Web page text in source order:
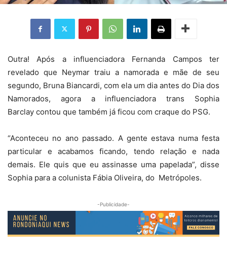
Outra! Após a influenciadora Fernanda Campos ter
revelado que Neymar traiu a namorada e mãe de seu
segundo, Bruna Biancardi, com ela um dia antes do Dia dos
Namorados, agora a influenciadora trans Sophia
Barclay contou que também já ficou com craque do PSG.
“Aconteceu no ano passado. A gente estava numa festa
particular e acabamos ficando, tendo relação e nada
demais. Ele quis que eu assinasse uma papelada”, disse
Sophia para a colunista Fábia Oliveira, do Metrópoles.
-Publicidade-